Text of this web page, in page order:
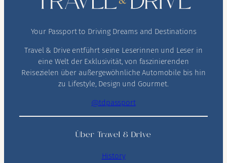
Your Passport to Driving Dreams and Destinations
Travel & Drive entführt seine Leserinnen und Leser in
eine Welt der Exklusivität, von faszinierenden
Reisezielen über außergewöhnliche Automobile bis hin
zu Lifestyle, Design und Gourmet.
@tdpassport
Über Travel & Drive
History